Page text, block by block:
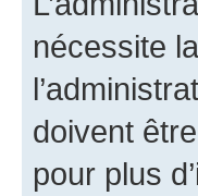
nécessite
doivent
pour plus